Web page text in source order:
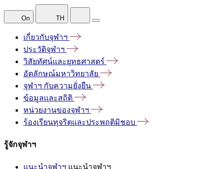
On TH
เกี่ยวกับจุฬาฯ
ประวัติจุฬาฯ
วิสัยทัศน์และยุทธศาสตร์
อัตลักษณ์มหาวิทยาลัย
จุฬาฯ กับความยั่งยืน
ข้อมูลและสถิติ
หน่วยงานของจุฬาฯ
ร้องเรียนทุจริตและประพฤติมิชอบ
รู้จักจุฬาฯ
แนะนำจุฬาฯ แนะนำจุฬาฯ